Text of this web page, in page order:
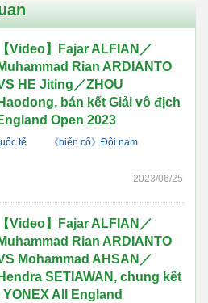
【Video】Fajar ALFIAN／
Muhammad Rian ARDIANTO
HE Jiting／ZHOU
Haodong, bán kết Giải vô địch
Open 2023
tế
《biến cố》Đôi nam
2023/06/25
【Video】Fajar ALFIAN／
Muhammad Rian ARDIANTO
Mohammad AHSAN／
Hendra SETIAWAN, chung kết
All England